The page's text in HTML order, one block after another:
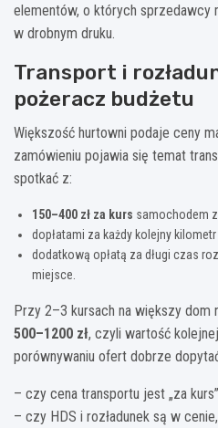
elementów, o których sprzedawcy
w drobnym druku.
Transport i
pożeracz budżetu
Większość hurtowni podaje ceny
zamówieniu pojawia się temat
spotkać z:
150–400 zł za kurs samochodem
dopłatami za każdy kolejny kilometr
dodatkową opłatą za długi czas
miejsce.
Przy 2–3 kursach na większy
500–1200 zł, czyli wartość
porównywaniu ofert dobrze
– czy cena transportu jest „za
– czy HDS i rozładunek są w cenie,